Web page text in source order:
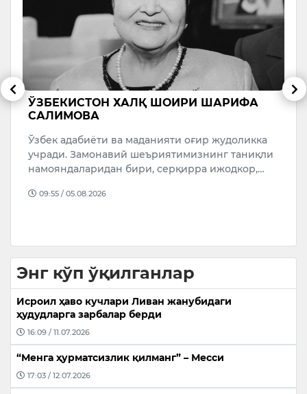
​ЎЗБЕКИСТОН ХАЛҚ ШОИРИ ШАРИФА
САЛИМОВА
Ўзбек адабиёти ва маданияти оғир жудоликка
учради. Замонавий шеъриятимизнинг таниқли
намояндаларидан бири, серқирра ижодкор,…
09:55 / 05.08.2026
Энг кўп ўқилганлар
Исроил ҳаво кучлари Ливан жанубидаги
ҳудудларга зарбалар берди
16:09 / 11.07.2026
“Менга ҳурматсизлик қилманг” – Месси
17:03 / 12.07.2026